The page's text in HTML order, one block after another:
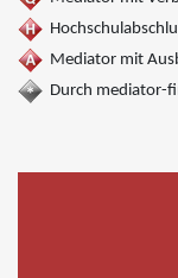
Mediator mit
Durch mediator-